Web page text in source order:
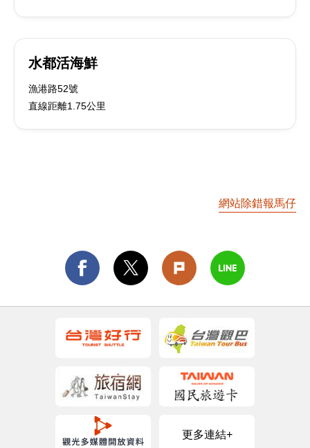
水都活海鮮
漁港路52號
直線距離1.75公里
網站除錯報馬仔
更多連結+